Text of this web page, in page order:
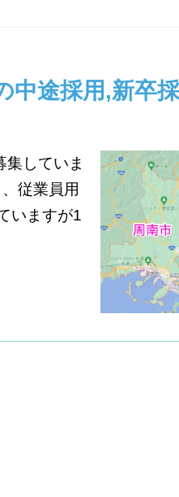
中途採用,新卒
集していま
従業員用
いますが1